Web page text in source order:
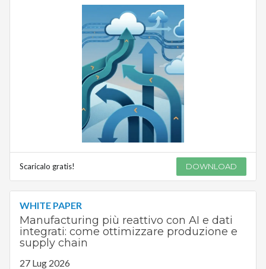
Scaricalo gratis! DOWNLOAD
WHITE PAPER
Manufacturing più reattivo con AI e dati
integrati: come ottimizzare produzione e
supply chain
27 Lug 2026